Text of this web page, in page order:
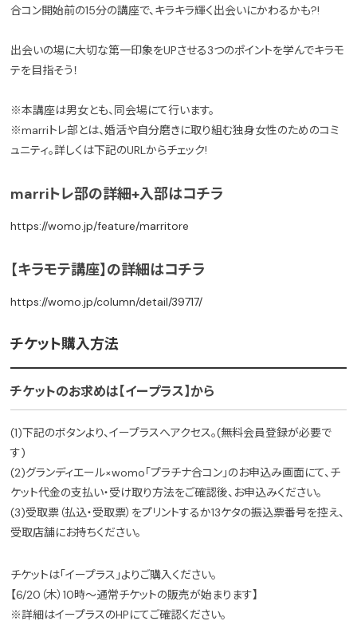
合コン開始前の15分の講座で、キラキラ輝く出会いにかわるかも?!
出会いの場に大切な第一印象をUPさせる3つのポイントを学んでキラモ
テを目指そう！
※本講座は男女とも、同会場にて行います。
※marriトレ部とは、婚活や自分磨きに取り組む独身女性のためのコミ
ュニティ。詳しくは下記のURLからチェック!
marriトレ部の詳細+入部はコチラ
https://womo.jp/feature/marritore
【キラモテ講座】の詳細はコチラ
https://womo.jp/column/detail/39717/
チケット購入方法
チケットのお求めは【イープラス】から
(1)下記のボタンより、イープラスへアクセス。(無料会員登録が必要で
す)
(2)グランディエール×womo「プラチナ合コン」のお申込み画面にて、チ
ケット代金の支払い・受け取り方法をご確認後、お申込みください。
(3)受取票（払込・受取票）をプリントするか13ケタの振込票番号を控え、
受取店舗にお持ちください。
チケットは「イープラス」よりご購入ください。
【6/20（木）10時～通常チケットの販売が始まります】
※詳細はイープラスのHPにてご確認ください。